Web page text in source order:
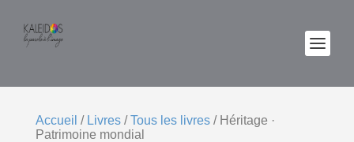
Accueil / Livres/Tous les livres/ Héritage ·
Patrimoine mondial